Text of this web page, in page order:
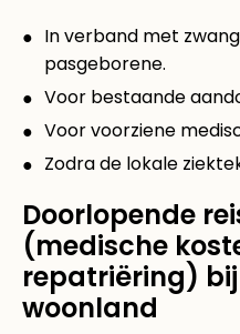
In verband met
pasgeborene.
Voor bestaande
Voor voorziene
Zodra de lokale
Doorlopende
(medische
repatriëring)
woonland